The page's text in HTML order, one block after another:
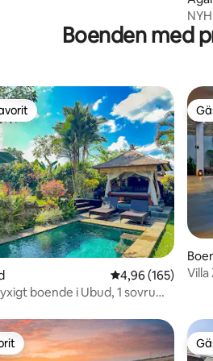
Boenden med
betyg, 209 omdömen
4,96 av 5 i
4,96 (165)
boende i Ubud, 1 sovrum,
Villa